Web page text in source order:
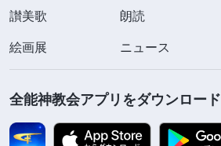
讃美歌
朗読
絵画展
ニュース
全能神教会アプリをダウンロード